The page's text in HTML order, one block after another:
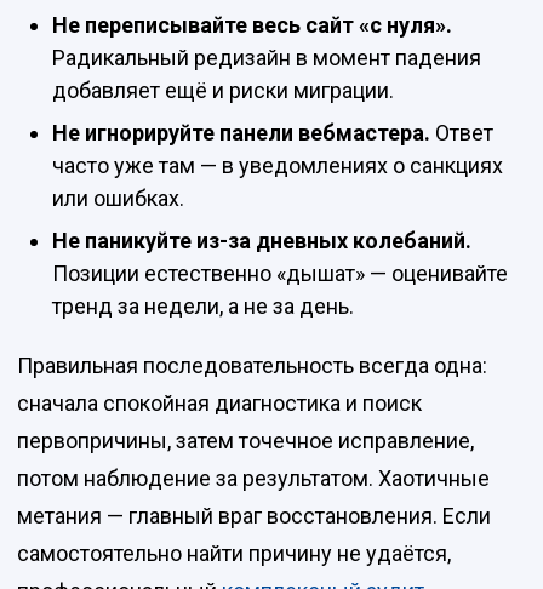
Не переписывайте весь сайт «с нуля».
Радикальный редизайн в момент падения
добавляет ещё и риски миграции.
Не игнорируйте панели вебмастера. Ответ
часто уже там — в уведомлениях о санкциях
или ошибках.
Не паникуйте из-за дневных колебаний.
Позиции естественно «дышат» — оценивайте
тренд за недели, а не за день.
Правильная последовательность всегда одна:
сначала спокойная диагностика и поиск
первопричины, затем точечное исправление,
потом наблюдение за результатом. Хаотичные
метания — главный враг восстановления. Если
самостоятельно найти причину не удаётся,